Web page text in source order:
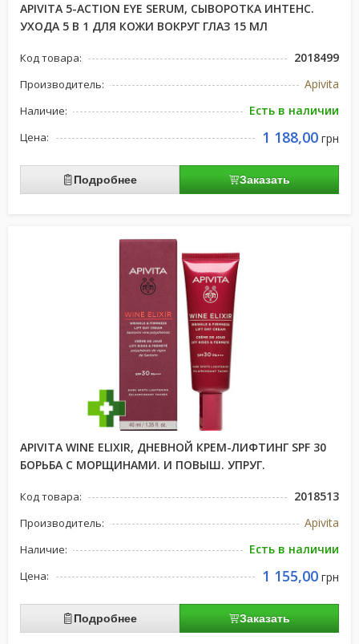
APIVITA 5-ACTION EYE SERUM, СЫВОРОТКА ИНТЕНС.
УХОДА 5 В 1 ДЛЯ КОЖИ ВОКРУГ ГЛАЗ 15 МЛ
Код товара: 2018499
Производитель: Apivita
Наличие: Есть в наличии
Цена: 1 188,00 грн
Подробнее Заказать
APIVITA WINE ELIXIR, ДНЕВНОЙ КРЕМ-ЛИФТИНГ SPF 30
БОРЬБА С МОРЩИНАМИ. И ПОВЫШ. УПРУГ.
Код товара: 2018513
Производитель: Apivita
Наличие: Есть в наличии
Цена: 1 155,00 грн
Подробнее Заказать